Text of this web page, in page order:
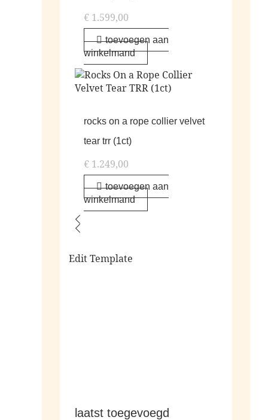
€ 1.599,00
toevoegen aan
winkelmand
rocks on a rope collier velvet
tear trr (1ct)
€ 1.249,00
toevoegen aan
winkelmand
Edit Template
laatst toegevoegd